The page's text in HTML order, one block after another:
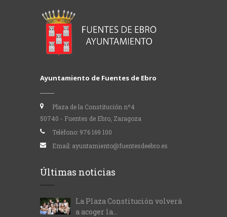
Ayuntamiento de Fuentes de Ebro
Plaza de la Constitución nº4
50740 - Fuentes de Ebro, Zaragoza
Teléfono: 976 169 100
Email: ayuntamiento@fuentesdeebro.es
Últimas noticias
La Plaza Constitución volverá
a acoger la...